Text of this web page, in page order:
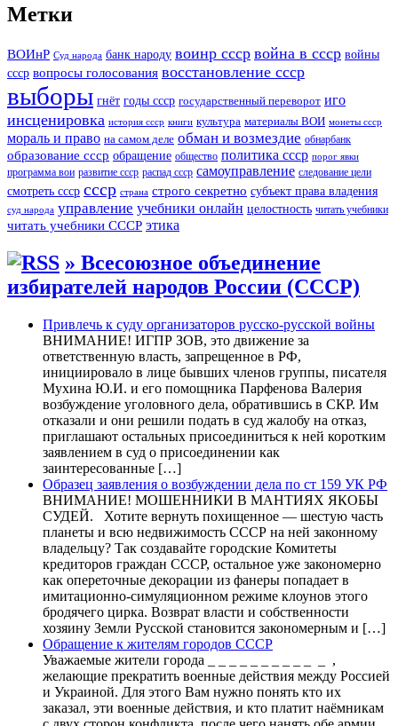
Метки
ВОИнР Суд народа банк народу воинр ссср война в ссср войны
ссср вопросы голосования восстановление ссср
выборы гнёт годы ссср государственный переворот иго
инсценировка история ссср книги культура материалы ВОИ монеты ссср
мораль и право на самом деле обман и возмездие обнарбанк
образование ссср обращение общество политика ссср порог явки
программа вои развитие ссср распад ссср самоуправление следование цели
смотреть ссср ссср страна строго секретно субъект права владения
суд народа управление учебники онлайн целостность читать учебники
читать учебники СССР этика
» Всесоюзное объединение
избирателей народов России (СССР)
Привлечь к суду организаторов русско-русской войны
ВНИМАНИЕ! ИГПР ЗОВ, это движение за
ответственную власть, запрещенное в РФ,
инициировало в лице бывших членов группы, писателя
Мухина Ю.И. и его помощника Парфенова Валерия
возбуждение уголовного дела, обратившись в СКР. Им
отказали и они решили подать в суд жалобу на отказ,
приглашают остальных присоединиться к ней коротким
заявлением в суд о присоединении как
заинтересованные […]
Образец заявления о возбуждении дела по ст 159 УК РФ
ВНИМАНИЕ! МОШЕННИКИ В МАНТИЯХ ЯКОБЫ
СУДЕЙ. Хотите вернуть похищенное — шестую часть
планеты и всю недвижимость СССР на ней законному
владельцу? Так создавайте городские Комитеты
кредиторов граждан СССР, остальное уже закономерно
как опереточные декорации из фанеры попадает в
имитационно-симуляционном режиме клоунов этого
бродячего цирка. Возврат власти и собственности
хозяину Земли Русской становится закономерным и […]
Обращение к жителям городов СССР
Уважаемые жители города _ _ _ _ _ _ _ _ _ _ _ ,
желающие прекратить военные действия между Россией
и Украиной. Для этого Вам нужно понять кто их
заказал, эти военные действия, и кто платит наёмникам